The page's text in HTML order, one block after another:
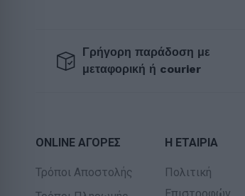
Γρήγορη παράδοση με
μεταφορική ή courier
ONLINE ΑΓΟΡΕΣ
Τρόποι Αποστολής
Η ΕΤΑΙΡΙΑ
Πολιτική